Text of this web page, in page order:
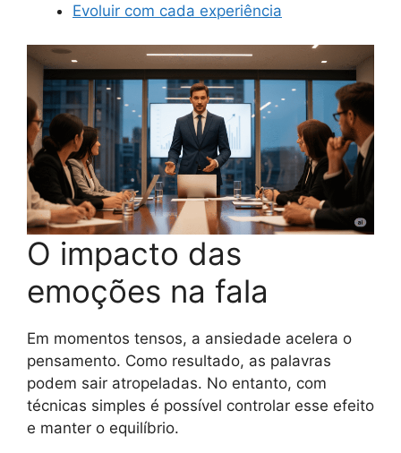
Evoluir com cada experiência
O impacto das
emoções na fala
Em momentos tensos, a ansiedade acelera o
pensamento. Como resultado, as palavras
podem sair atropeladas. No entanto, com
técnicas simples é possível controlar esse efeito
e manter o equilíbrio.